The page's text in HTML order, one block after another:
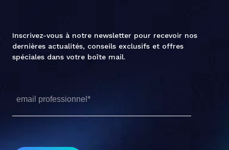
Inscrivez-vous à notre newsletter pour recevoir nos
dernières actualités, conseils exclusifs et offres
spéciales dans votre boîte mail.